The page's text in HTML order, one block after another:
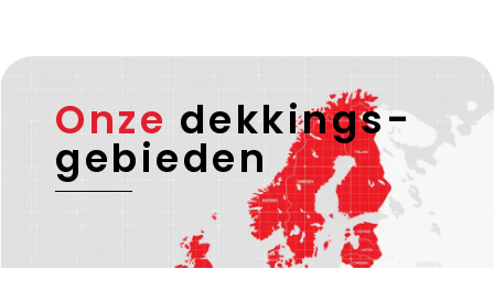
Onze dekkings-
gebieden